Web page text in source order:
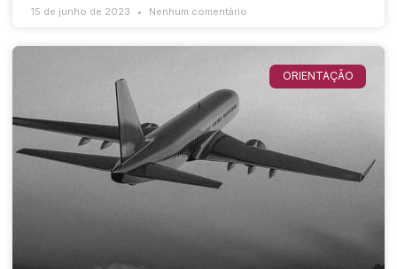
15 de junho de 2023 Nenhum comentário
ORIENTAÇÃO